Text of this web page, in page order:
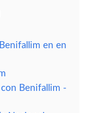
en en
Benifallim -